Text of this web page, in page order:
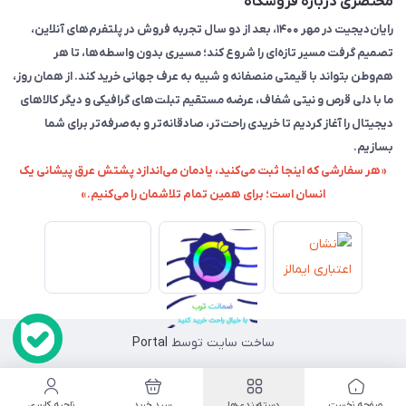
رایان‌دیجیت در مهر ۱۴۰۰، بعد از دو سال تجربه فروش در پلتفرم‌های آنلاین،
تصمیم گرفت مسیر تازه‌ای را شروع کند؛ مسیری بدون واسطه‌ها، تا هر
هم‌وطن بتواند با قیمتی منصفانه و شبیه به عرف جهانی خرید کند. از همان روز،
ما با دلی قرص و نیتی شفاف، عرضه مستقیم تبلت‌های گرافیکی و دیگر کالاهای
دیجیتال را آغاز کردیم تا خریدی راحت‌تر، صادقانه‌تر و به‌صرفه‌تر برای شما
بسازیم.
«هر سفارشی که اینجا ثبت می‌کنید، یادمان می‌اندازد پشتش عرق پیشانی یک
انسان است؛ برای همین تمام تلاشمان را می‌کنیم.»
ساخت سایت توسط Portal